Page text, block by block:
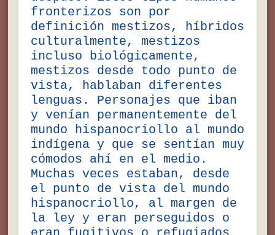
fronterizos son por
definición mestizos, híbridos
culturalmente, mestizos
incluso biológicamente,
mestizos desde todo punto de
vista, hablaban diferentes
lenguas. Personajes que iban
y venían permanentemente del
mundo hispanocriollo al mundo
indígena y que se sentían muy
cómodos ahí en el medio.
Muchas veces estaban, desde
el punto de vista del mundo
hispanocriollo, al margen de
la ley y eran perseguidos o